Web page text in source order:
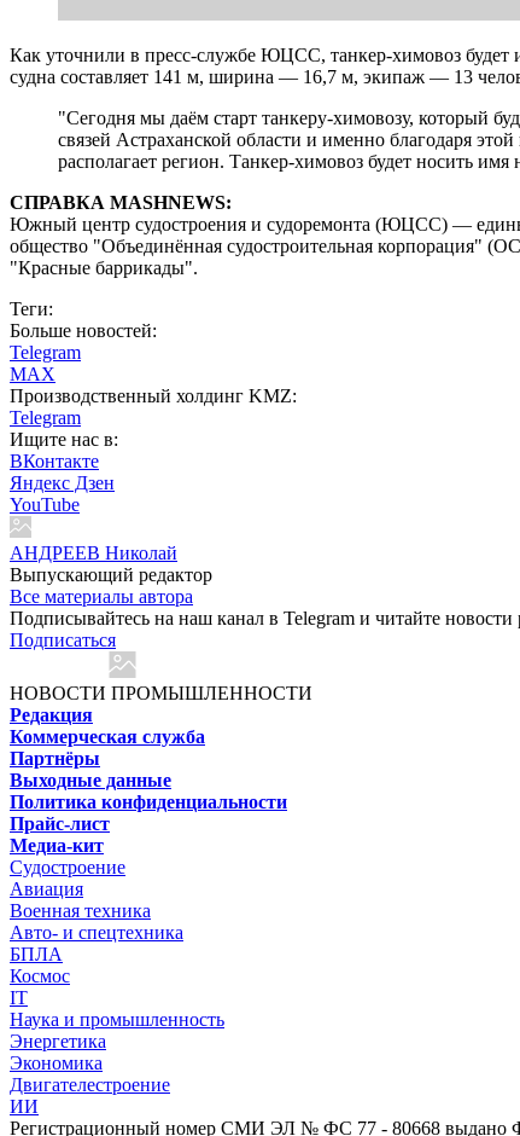
Как уточнили в пресс-службе ЮЦСС, танкер-химовоз будет
судна составляет 141 м, ширина — 16,7 м, экипаж — 13
"Сегодня мы даём старт танкеру-химовозу, который
связей Астраханской области и именно благодаря
располагает регион. Танкер-химовоз будет носить
СПРАВКА MASHNEWS:
Южный центр судостроения и судоремонта (ЮЦСС) —
общество "Объединённая судостроительная корпорация"
"Красные баррикады".
Теги:
Больше новостей:
Telegram
MAX
Производственный холдинг KMZ:
Telegram
Ищите нас в:
ВКонтакте
Яндекс Дзен
YouTube
АНДРЕЕВ Николай
Выпускающий редактор
Все материалы автора
Подписывайтесь на наш канал в Telegram и читайте новости
Подписаться
НОВОСТИ ПРОМЫШЛЕННОСТИ
Редакция
Коммерческая служба
Партнёры
Выходные данные
Политика конфиденциальности
Прайс-лист
Медиа-кит
Судостроение
Авиация
Военная техника
Авто- и спецтехника
БПЛА
Космос
IT
Наука и промышленность
Энергетика
Экономика
Двигателестроение
ИИ
Регистрационный номер СМИ ЭЛ № ФС 77 - 80668 выдано